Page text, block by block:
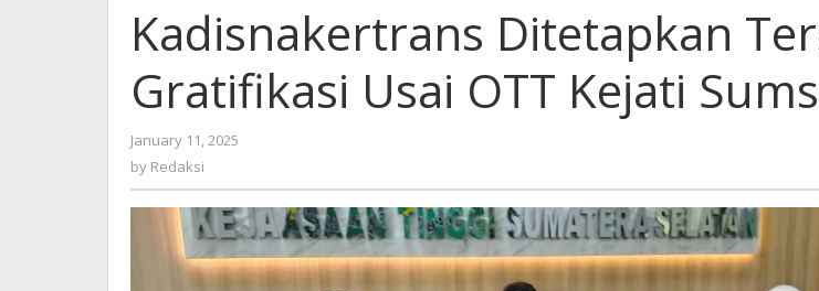
Gratifikasi
Usai
Kejati
Kadisnakertrans Ditetapkan
Gratifikasi Usai OTT Kejati
January 11, 2025
by Redaksi